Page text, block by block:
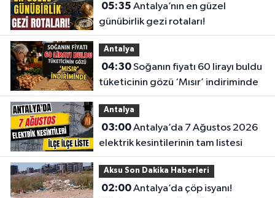
05:35
günübirlik gezi rotaları!
Antalya
04:30Soğanın fiyatı 60 lirayı buldu
tüketicinin gözü ‘Mısır’ indiriminde
Antalya
03:00Antalya’da 7 Ağustos 2026
elektrik kesintilerinin tam listesi
Aksu Son Dakika Haberleri
02:00Antalya’da çöp isyanı!